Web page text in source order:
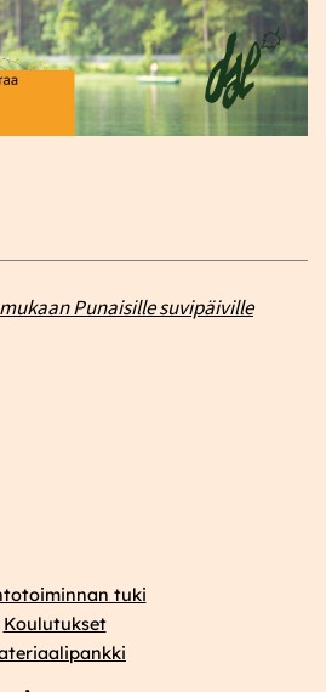
Punaisille suvipäiville
tuki
Koulutukset